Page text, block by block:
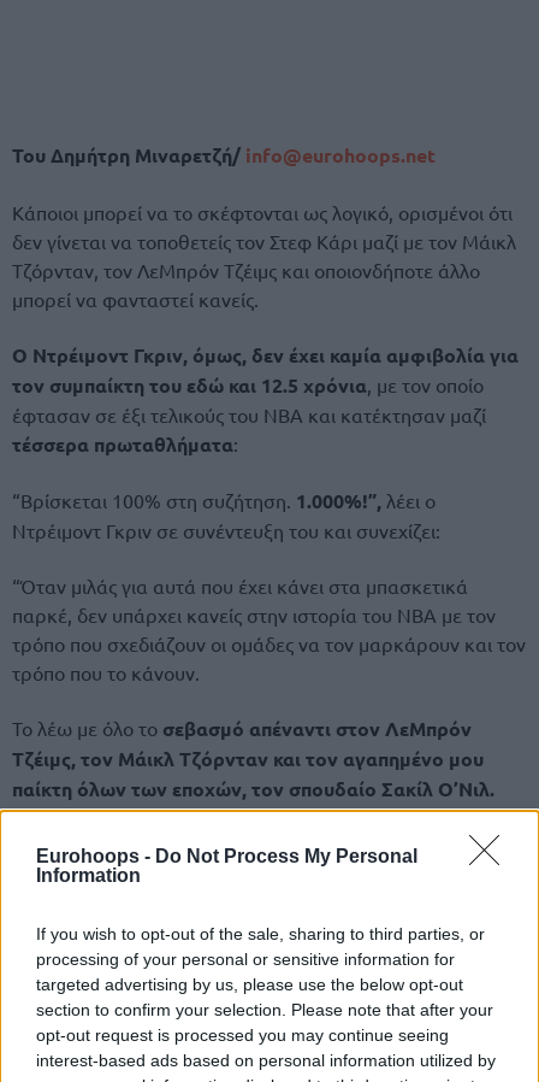
Eurohoops - Do Not Process My Personal
Information
If you wish to opt-out of the sale, sharing to third parties, or
processing of your personal or sensitive information for
targeted advertising by us, please use the below opt-out
section to confirm your selection. Please note that after your
opt-out request is processed you may continue seeing
interest-based ads based on personal information utilized by
Του Δημήτρη Μιναρετζή/ info@eurohoops.net
Κάποιοι μπορεί να το σκέφτονται ως λογικό, ορισμένοι ότι
δεν γίνεται να τοποθετείς τον Στεφ Κάρι μαζί με τον Μάικλ
Τζόρνταν, τον ΛεΜπρόν Τζέιμς και οποιονδήποτε άλλο
μπορεί να φανταστεί κανείς.
Ο Ντρέιμοντ Γκριν, όμως, δεν έχει καμία αμφιβολία για
τον συμπαίκτη του εδώ και 12.5 χρόνια , με τον οποίο
έφτασαν σε έξι τελικούς του NBA και κατέκτησαν μαζί
τέσσερα πρωταθλήματα:
“Βρίσκεται 100% στη συζήτηση. 1.000%!”, λέει ο
Ντρέιμοντ Γκριν σε συνέντευξη του και συνεχίζει:
“Όταν μιλάς για αυτά που έχει κάνει στα μπασκετικά
παρκέ, δεν υπάρχει κανείς στην ιστορία του ΝΒΑ με τον
τρόπο που σχεδιάζουν οι ομάδες να τον μαρκάρουν και τον
τρόπο που το κάνουν.
Το λέω με όλο το σεβασμό απέναντι στον ΛεΜπρόν
Τζέιμς, τον Μάικλ Τζόρνταν και τον αγαπημένο μου
παίκτη όλων των εποχών, τον σπουδαίο Σακίλ Ο’Νιλ.